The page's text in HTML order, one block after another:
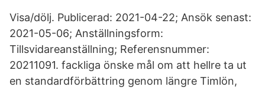
Visa/dölj. Publicerad: 2021-04-22; Ansök senast:
2021-05-06; Anställningsform:
Tillsvidareanställning; Referensnummer:
20211091. fackliga önske mål om att hellre ta ut
en standardförbättring genom längre Timlön,